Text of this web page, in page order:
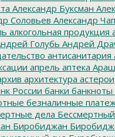
Александр Буксман
Соловьев Александр
алкогольная продукция
Голубь Андрей
антисанитария
апрель аптека
архитектура
России банки банкноты
безналичные
дела
Биробиджан